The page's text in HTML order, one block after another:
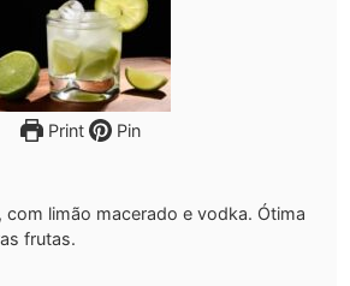
Print Pin
com limão macerado e vodka. Ótima
frutas.